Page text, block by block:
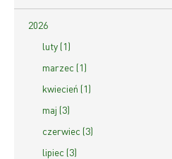
2026
luty (1)
marzec (1)
kwiecień (1)
maj (3)
czerwiec (3)
lipiec (3)